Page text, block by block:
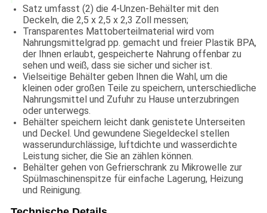
Satz umfasst (2) die 4-Unzen-Behälter mit den
Deckeln, die 2,5 x 2,5 x 2,3 Zoll messen;
Transparentes Mattoberteilmaterial wird vom
Nahrungsmittelgrad pp. gemacht und freier Plastik BPA,
der Ihnen erlaubt, gespeicherte Nahrung offenbar zu
sehen und weiß, dass sie sicher und sicher ist.
Vielseitige Behälter geben Ihnen die Wahl, um die
kleinen oder großen Teile zu speichern, unterschiedliche
Nahrungsmittel und Zufuhr zu Hause unterzubringen
oder unterwegs.
Behälter speichern leicht dank genistete Unterseiten
und Deckel. Und gewundene Siegeldeckel stellen
wasserundurchlässige, luftdichte und wasserdichte
Leistung sicher, die Sie an zählen können.
Behälter gehen von Gefrierschrank zu Mikrowelle zur
Spülmaschinenspitze für einfache Lagerung, Heizung
und Reinigung.